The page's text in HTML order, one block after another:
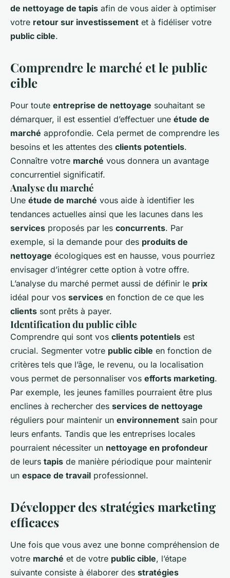
de nettoyage de tapis afin de vous aider à optimiser
votre retour sur investissement et à fidéliser votre
public cible.
Comprendre le marché et le public
cible
Pour toute entreprise de nettoyage souhaitant se
démarquer, il est essentiel d’effectuer une étude de
marché approfondie. Cela permet de comprendre les
besoins et les attentes des clients potentiels.
Connaître votre marché vous donnera un avantage
concurrentiel significatif.
Analyse du marché
Une étude de marché vous aide à identifier les
tendances actuelles ainsi que les lacunes dans les
services proposés par les concurrents. Par
exemple, si la demande pour des produits de
nettoyage écologiques est en hausse, vous pourriez
envisager d’intégrer cette option à votre offre.
L’analyse du marché permet aussi de définir le prix
idéal pour vos services en fonction de ce que les
clients sont prêts à payer.
Identification du public cible
Comprendre qui sont vos clients potentiels est
crucial. Segmenter votre public cible en fonction de
critères tels que l’âge, le revenu, ou la localisation
vous permet de personnaliser vos efforts marketing.
Par exemple, les jeunes familles pourraient être plus
enclines à rechercher des services de nettoyage
réguliers pour maintenir un environnement sain pour
leurs enfants. Tandis que les entreprises locales
pourraient nécessiter un nettoyage en profondeur
de leurs tapis de manière périodique pour maintenir
un espace de travail professionnel.
Développer des stratégies marketing
efficaces
Une fois que vous avez une bonne compréhension de
votre marché et de votre public cible, l’étape
suivante consiste à élaborer des stratégies